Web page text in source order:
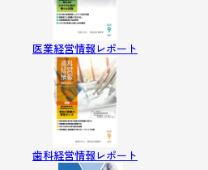
医業経営情報レポート
歯科経営情報レポート